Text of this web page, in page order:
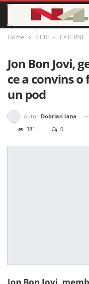
Home STIRI EXTERNE
Jon Bon Jovi,
ce a convins o
un pod
Autor Dobrian Iana
381
0
Jon Bon Jovi,